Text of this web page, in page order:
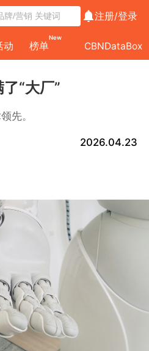
注册/登录
动 榜单
New
CBNDataBox
“大厂”
先。
2026.04.23